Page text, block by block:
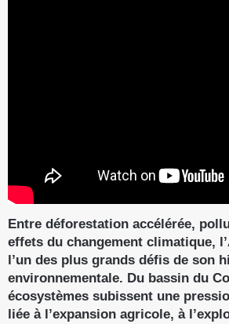
Entre déforestation accélérée,
effets du changement climatique,
l’un des plus grands défis de son
environnementale. Du bassin du
écosystèmes subissent une
liée à l’expansion agricole, à